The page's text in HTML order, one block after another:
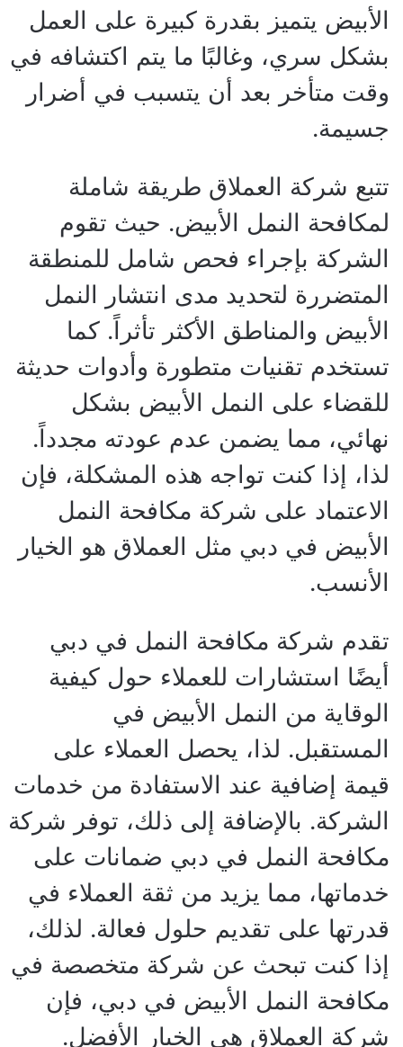
الأبيض يتميز بقدرة كبيرة على العمل
بشكل سري، وغالبًا ما يتم اكتشافه في
وقت متأخر بعد أن يتسبب في أضرار
جسيمة.
تتبع شركة العملاق طريقة شاملة
لمكافحة النمل الأبيض. حيث تقوم
الشركة بإجراء فحص شامل للمنطقة
المتضررة لتحديد مدى انتشار النمل
الأبيض والمناطق الأكثر تأثراً. كما
تستخدم تقنيات متطورة وأدوات حديثة
للقضاء على النمل الأبيض بشكل
نهائي، مما يضمن عدم عودته مجدداً.
لذا، إذا كنت تواجه هذه المشكلة، فإن
الاعتماد على شركة مكافحة النمل
الأبيض في دبي مثل العملاق هو الخيار
الأنسب.
تقدم شركة مكافحة النمل في دبي
أيضًا استشارات للعملاء حول كيفية
الوقاية من النمل الأبيض في
المستقبل. لذا، يحصل العملاء على
قيمة إضافية عند الاستفادة من خدمات
الشركة. بالإضافة إلى ذلك، توفر شركة
مكافحة النمل في دبي ضمانات على
خدماتها، مما يزيد من ثقة العملاء في
قدرتها على تقديم حلول فعالة. لذلك،
إذا كنت تبحث عن شركة متخصصة في
مكافحة النمل الأبيض في دبي، فإن
شركة العملاق هي الخيار الأفضل.